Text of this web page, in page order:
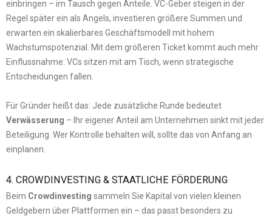
einbringen – im Tausch gegen Anteile. VC-Geber steigen in der
Regel später ein als Angels, investieren größere Summen und
erwarten ein skalierbares Geschäftsmodell mit hohem
Wachstumspotenzial. Mit dem größeren Ticket kommt auch mehr
Einflussnahme: VCs sitzen mit am Tisch, wenn strategische
Entscheidungen fallen.
Für Gründer heißt das: Jede zusätzliche Runde bedeutet
Verwässerung – Ihr eigener Anteil am Unternehmen sinkt mit jeder
Beteiligung. Wer Kontrolle behalten will, sollte das von Anfang an
einplanen.
4. CROWDINVESTING & STAATLICHE FÖRDERUNG
Beim Crowdinvesting sammeln Sie Kapital von vielen kleinen
Geldgebern über Plattformen ein – das passt besonders zu